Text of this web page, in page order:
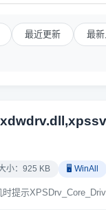
最近更新 最
小：925 KB 🖥️ WinAll